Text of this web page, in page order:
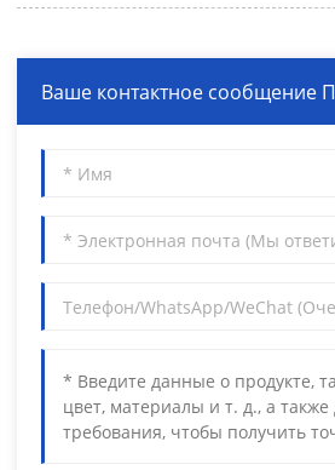
Ваше контактное сообщение